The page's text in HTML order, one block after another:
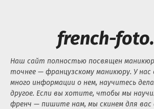
french-
Наш сайт полностью посвящен
точнее — французскому маникюру. У нас
много информации о нем, научитесь
другое. Если вы хотите, чтобы мы
френч — пишите нам, мы скинем для вас